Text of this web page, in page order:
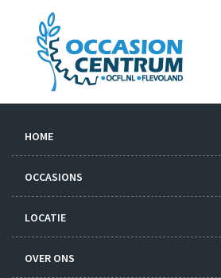
HOME
OCCASIONS
LOCATIE
OVER ONS